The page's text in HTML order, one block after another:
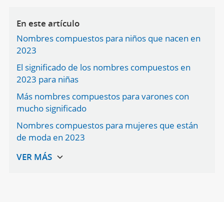
En este artículo
Nombres compuestos para niños que nacen en
2023
El significado de los nombres compuestos en
2023 para niñas
Más nombres compuestos para varones con
mucho significado
Nombres compuestos para mujeres que están
de moda en 2023